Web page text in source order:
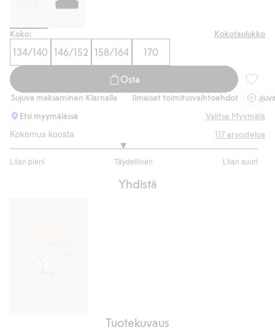
Koko: Kokotaulukko
134/140 146/152 158/164 170
Osta
Sujuva maksaminen Klarnalla Ilmaiset toimitusvaihtoehdot
Sujuva
Etsi myymälässä
Valitse Myymälä
Kokemus koosta
Liian pieni Täydellinen Liian suuri
/
117arvostelua
Yhdistä
Tuotekuvaus